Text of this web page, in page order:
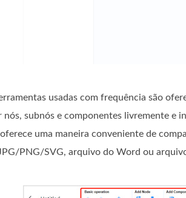
usadas com frequência são
nós, subnós e componentes livremente e
uma maneira conveniente de
PNG/SVG, arquivo do Word ou